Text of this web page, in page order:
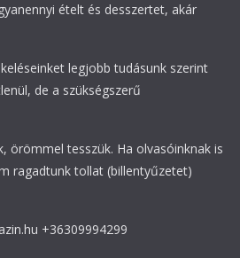
ételt és desszertet, akár
legjobb tudásunk szerint
de a szükségszerű
örömmel tesszük. Ha olvasóinknak is
ragadtunk tollat (billentyűzetet)
+36309994299